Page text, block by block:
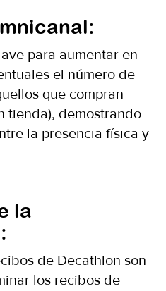
para aumentar en
el número de
que compran
tienda), demostrando
la presencia física y
la
de Decathlon son
los recibos de